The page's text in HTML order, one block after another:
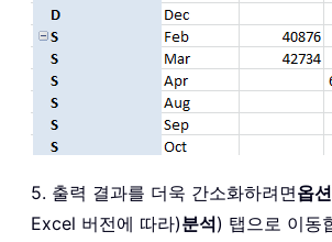
5. 출력 결과를 더욱 간소화하려면옵션
Excel 버전에 따라)분석) 탭으로 이동